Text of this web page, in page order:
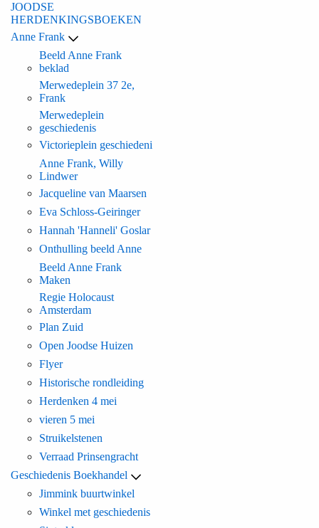
JOODSE
HERDENKINGSBOEKEN
Anne Frank
Beeld Anne Frank
beklad
Merwedeplein 37 2e,
Frank
Merwedeplein
geschiedenis
Victorieplein geschiedeni
Anne Frank, Willy
Lindwer
Jacqueline van Maarsen
Eva Schloss-Geiringer
Hannah 'Hanneli' Goslar
Onthulling beeld Anne
Beeld Anne Frank
Maken
Regie Holocaust
Amsterdam
Plan Zuid
Open Joodse Huizen
Flyer
Historische rondleiding
Herdenken 4 mei
vieren 5 mei
Struikelstenen
Verraad Prinsengracht
Geschiedenis Boekhandel
Jimmink buurtwinkel
Winkel met geschiedenis